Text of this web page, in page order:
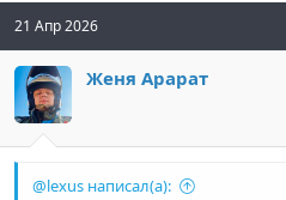
21 Апр 2026
Женя Арарат
@lexus написал(а):